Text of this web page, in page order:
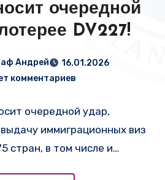
очередной
DV227!
Андрей
16.01.2026
комментариев
очередной удар,
иммиграционных виз
стран, в том числе и…